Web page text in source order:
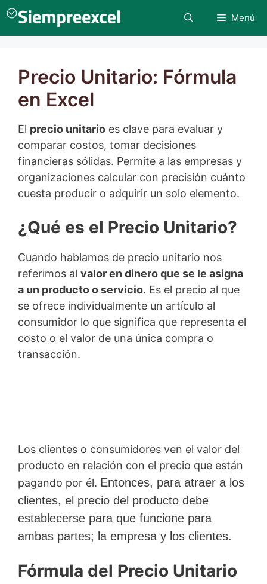
Saltar
contenido
Menú
Precio Unitario: Fórmula
en Excel
El precio unitario es clave para evaluar y
comparar costos, tomar decisiones
financieras sólidas. Permite a las empresas y
organizaciones calcular con precisión cuánto
cuesta producir o adquirir un solo elemento.
¿Qué es el Precio Unitario?
Cuando hablamos de precio unitario nos
referimos al valor en dinero que se le asigna
a un producto o servicio. Es el precio al que
se ofrece individualmente un artículo al
consumidor lo que significa que representa el
costo o el valor de una única compra o
transacción.
Los clientes o consumidores ven el valor del
producto en relación con el precio que están
pagando por él. Entonces, para atraer a los
clientes, el precio del producto debe
establecerse para que funcione para
ambas partes; la empresa y los clientes.
Fórmula del Precio Unitario